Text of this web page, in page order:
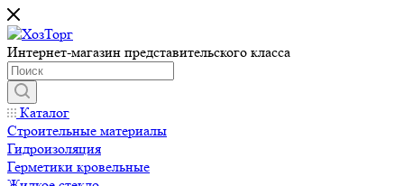
Интернет-магазин представительского класса
Каталог
Строительные материалы
Гидроизоляция
Герметики кровельные